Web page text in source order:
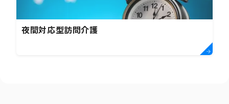
夜間対応型訪問介護